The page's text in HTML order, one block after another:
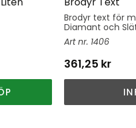
Brodyr text för
Diamant och
1406
361,25 kr